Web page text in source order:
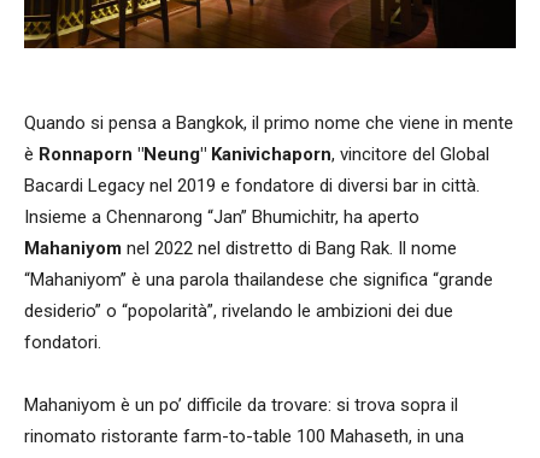
Quando si pensa a Bangkok, il primo nome che viene in mente
è Ronnaporn "Neung" Kanivichaporn, vincitore del Global
Bacardi Legacy nel 2019 e fondatore di diversi bar in città.
Insieme a Chennarong “Jan” Bhumichitr, ha aperto
Mahaniyom nel 2022 nel distretto di Bang Rak. Il nome
“Mahaniyom” è una parola thailandese che significa “grande
desiderio” o “popolarità”, rivelando le ambizioni dei due
fondatori.
Mahaniyom è un po’ difficile da trovare: si trova sopra il
rinomato ristorante farm-to-table 100 Mahaseth, in una